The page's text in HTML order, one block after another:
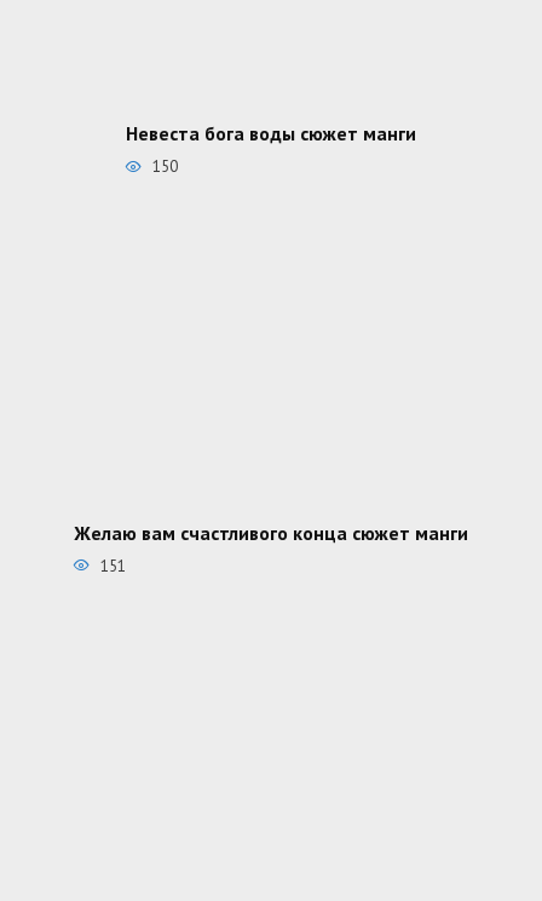
Невеста бога воды сюжет манги
150
Желаю вам счастливого конца сюжет манги
151